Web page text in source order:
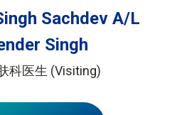
Sachdev A/L
Singh
科医生 (Visiting)